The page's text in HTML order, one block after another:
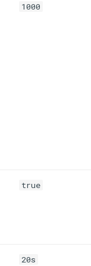
1000
true
20s